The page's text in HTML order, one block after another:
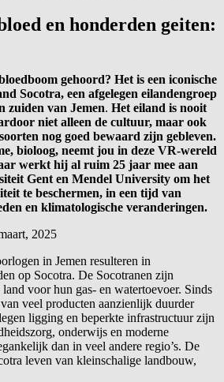
en honderden geiten:
gehoord? Het is een iconische
Socotra, een afgelegen eilandengroep
zuiden van Jemen. Het eiland is nooit
niet alleen de cultuur, maar ook
nog goed bewaard zijn gebleven.
bioloog, neemt jou in deze VR-wereld
werkt hij al ruim 25 jaar mee aan
Gent en Mendel University om het
te beschermen, in een tijd van
en klimatologische veranderingen.
2025
in Jemen resulteren in
op Socotra. De Socotranen zijn
voor hun gas- en watertoevoer. Sinds
veel producten aanzienlijk duurder
ligging en beperkte infrastructuur zijn
onderwijs en moderne
dan in veel andere regio’s. De
leven van kleinschalige landbouw,